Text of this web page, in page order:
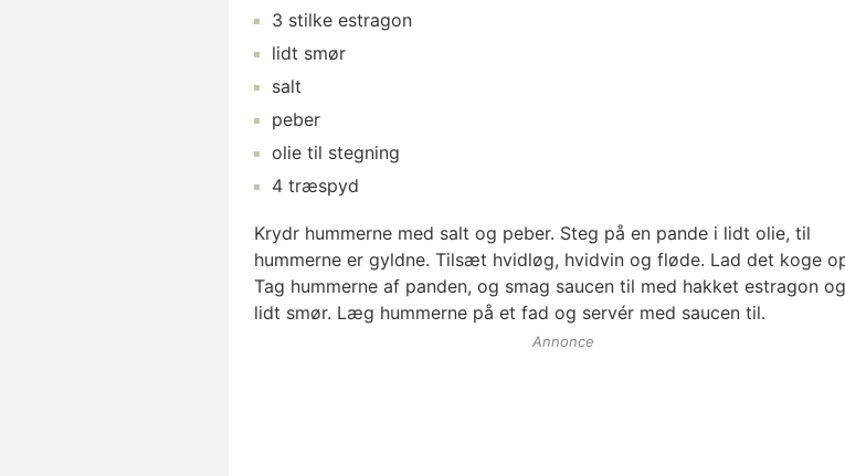
3 stilke estragon
lidt smør
salt
peber
olie til stegning
4 træspyd
Krydr hummerne med salt og peber. Steg på en pande i lidt olie, til
hummerne er gyldne. Tilsæt hvidløg, hvidvin og fløde. Lad det koge
Tag hummerne af panden, og smag saucen til med hakket estragon og
lidt smør. Læg hummerne på et fad og servér med saucen til.
Annonce